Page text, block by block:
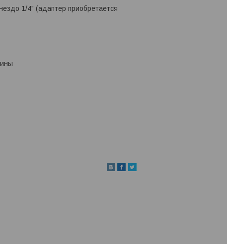
1/4" (адаптер приобретается